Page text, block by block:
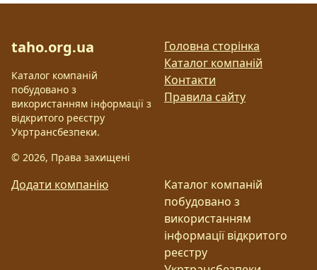
taho.org.ua
Каталог компаній
побудовано з
використанням інформації з
відкритого реєстру
Укртрансбезпеки.
© 2026, Права захищені
Головна сторінка
Каталог компаній
Контакти
Правила сайту
Додати компанію
Каталог компаній
побудовано з
використанням
інформації відкритого
реєстру